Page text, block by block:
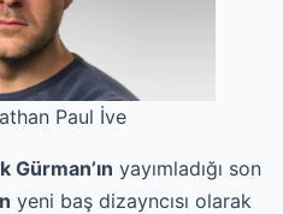
Paul İve
Gürman’ın yayımladığı son
yeni baş dizayncısı olarak